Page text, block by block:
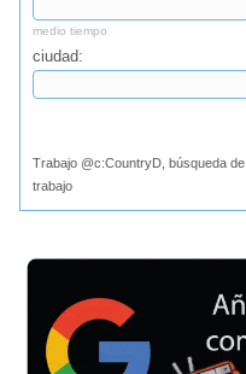
medio tiempo
ciudad:
Trabajo @c:CountryD, búsqueda de
trabajo